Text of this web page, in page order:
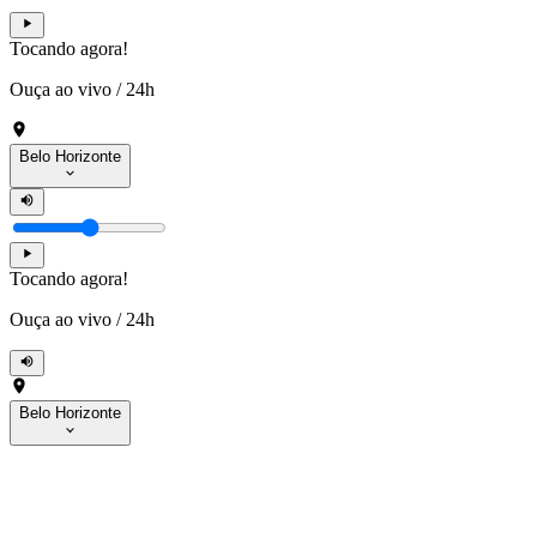
Tocando agora!
Ouça ao vivo / 24h
Belo Horizonte
Tocando agora!
Ouça ao vivo / 24h
Belo Horizonte